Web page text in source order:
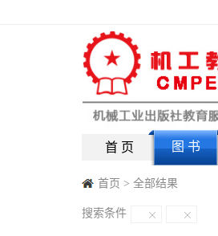
首 页 图 书
首页 > 全部结果
搜索条件